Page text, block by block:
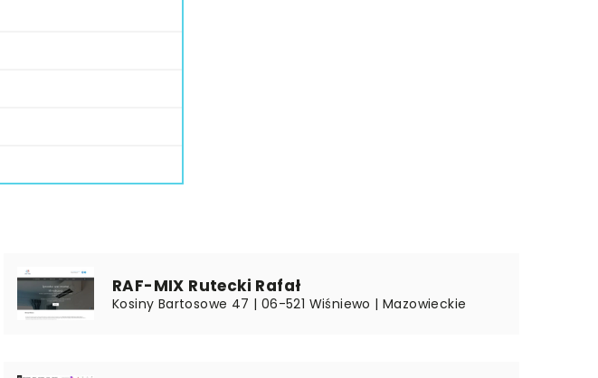
RAF-MIX Rutecki Rafał
Kosiny Bartosowe 47 | 06-521 Wiśniewo | Mazowieckie